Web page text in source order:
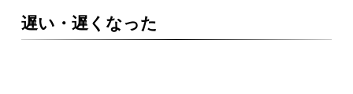
遅い・遅くなった